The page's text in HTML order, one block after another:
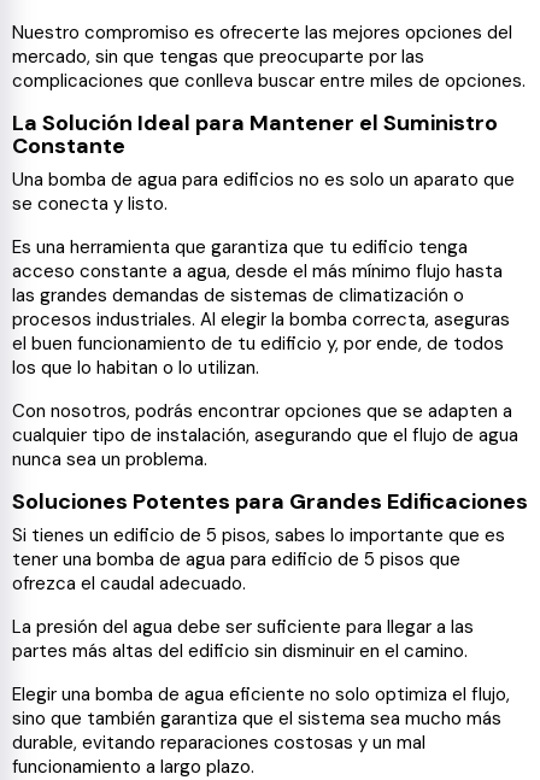
Nuestro compromiso es ofrecerte las mejores opciones del
mercado, sin que tengas que preocuparte por las
complicaciones que conlleva buscar entre miles de opciones.
La Solución Ideal para Mantener el Suministro
Constante
Una bomba de agua para edificios no es solo un aparato que
se conecta y listo.
Es una herramienta que garantiza que tu edificio tenga
acceso constante a agua, desde el más mínimo flujo hasta
las grandes demandas de sistemas de climatización o
procesos industriales. Al elegir la bomba correcta, aseguras
el buen funcionamiento de tu edificio y, por ende, de todos
los que lo habitan o lo utilizan.
Con nosotros, podrás encontrar opciones que se adapten a
cualquier tipo de instalación, asegurando que el flujo de agua
nunca sea un problema.
Soluciones Potentes para Grandes Edificaciones
Si tienes un edificio de 5 pisos, sabes lo importante que es
tener una bomba de agua para edificio de 5 pisos que
ofrezca el caudal adecuado.
La presión del agua debe ser suficiente para llegar a las
partes más altas del edificio sin disminuir en el camino.
Elegir una bomba de agua eficiente no solo optimiza el flujo,
sino que también garantiza que el sistema sea mucho más
durable, evitando reparaciones costosas y un mal
funcionamiento a largo plazo.